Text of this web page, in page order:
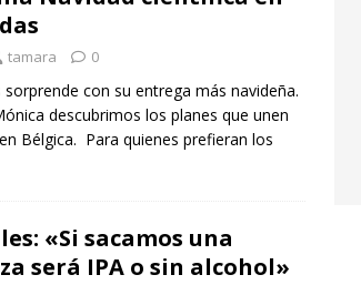
tamara 0
sorprende con su entrega más navideña.
descubrimos los planes que unen
Bélgica. Para quienes prefieran los
«Si sacamos una
será IPA o sin alcohol»